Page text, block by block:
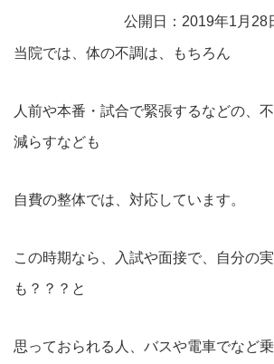
公開日：2019年1月28
当院では、体の不調は、もちろん
人前や本番・試合で緊張するなどの、
減らすなども
自費の整体では、対応しています。
この時期なら、入試や面接で、自分の
も？？？と
思っておられる人、バスや電車でなど